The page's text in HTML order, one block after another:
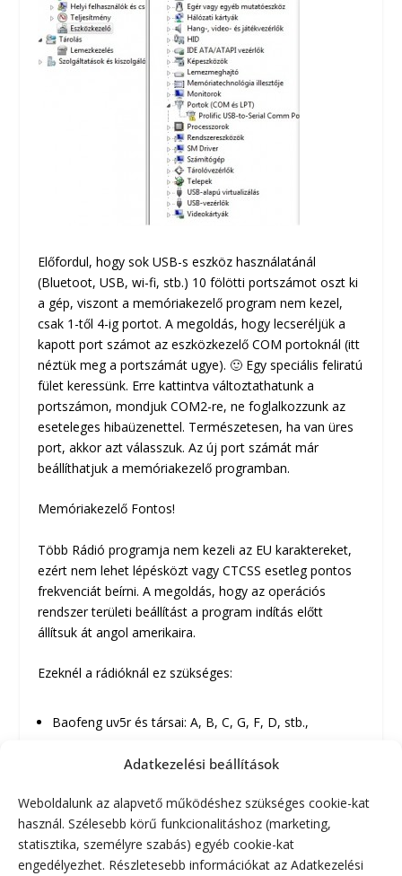
Adatkezelési beállítások
Weboldalunk az alapvető működéshez szükséges cookie-kat
használ. Szélesebb körű funkcionalitáshoz (marketing,
statisztika, személyre szabás) egyéb cookie-kat
engedélyezhet. Részletesebb információkat az Adatkezelési
Előfordul, hogy sok USB-s eszköz használatánál
(Bluetoot, USB, wi-fi, stb.) 10 fölötti portszámot oszt ki
a gép, viszont a memóriakezelő program nem kezel,
csak 1-től 4-ig portot. A megoldás, hogy lecseréljük a
kapott port számot az eszközkezelő COM portoknál (itt
néztük meg a portszámát ugye). 🙂 Egy speciális feliratú
fület keressünk. Erre kattintva változtathatunk a
portszámon, mondjuk COM2-re, ne foglalkozzunk az
eseteleges hibaüzenettel. Természetesen, ha van üres
port, akkor azt válasszuk. Az új port számát már
beállíthatjuk a memóriakezelő programban.
Memóriakezelő Fontos!
Több Rádió programja nem kezeli az EU karaktereket,
ezért nem lehet lépésközt vagy CTCSS esetleg pontos
frekvenciát beírni. A megoldás, hogy az operációs
rendszer területi beállítást a program indítás előtt
állítsuk át angol amerikaira.
Ezeknél a rádióknál ez szükséges:
Baofeng uv5r és társai: A, B, C, G, F, D, stb.,
Remélem segítség. 🙂 Fojtatása következik.